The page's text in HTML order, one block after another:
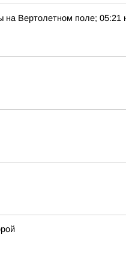
Вертолетном поле; 05:21